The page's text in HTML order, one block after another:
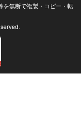
を無断で複製・コピー・転